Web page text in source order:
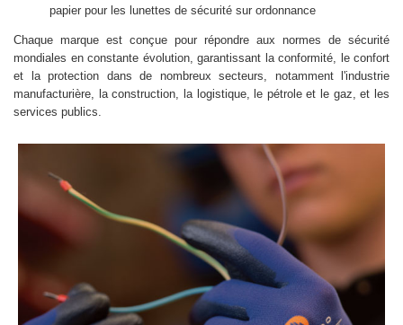
papier pour les lunettes de sécurité sur ordonnance
Chaque marque est conçue pour répondre aux normes de sécurité
mondiales en constante évolution, garantissant la conformité, le confort
et la protection dans de nombreux secteurs, notamment l'industrie
manufacturière, la construction, la logistique, le pétrole et le gaz, et les
services publics.